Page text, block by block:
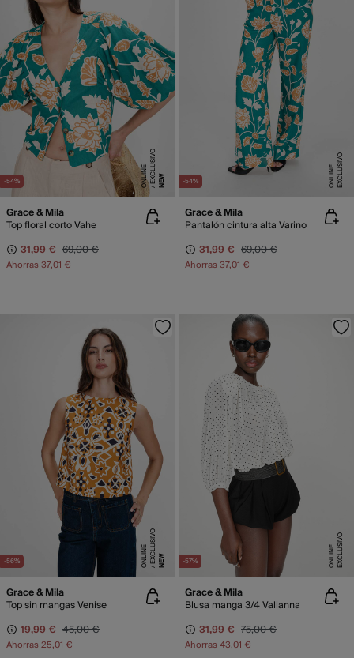
-54% NEW
E
X
C
L
USI
V
O
O
N
LI
N
E
Grace & Mila
Top floral corto Vahe
31,99 € 69,00 €
Ahorras37,01 €
-54% E
X
C
L
U
SI
V
O
O
N
LI
N
E
Grace & Mila
Pantalón cintura alta Varino
31,99 € 69,00 €
Ahorras37,01 €
-56% NEW
E
X
C
L
USI
V
O
O
N
LI
N
E
Grace & Mila
Top sin mangas Venise
19,99 € 45,00 €
Ahorras25,01 €
-57% E
X
C
L
U
SI
V
O
O
N
LI
N
E
Grace & Mila
Blusa manga 3/4 Valianna
31,99 € 75,00 €
Ahorras43,01 €